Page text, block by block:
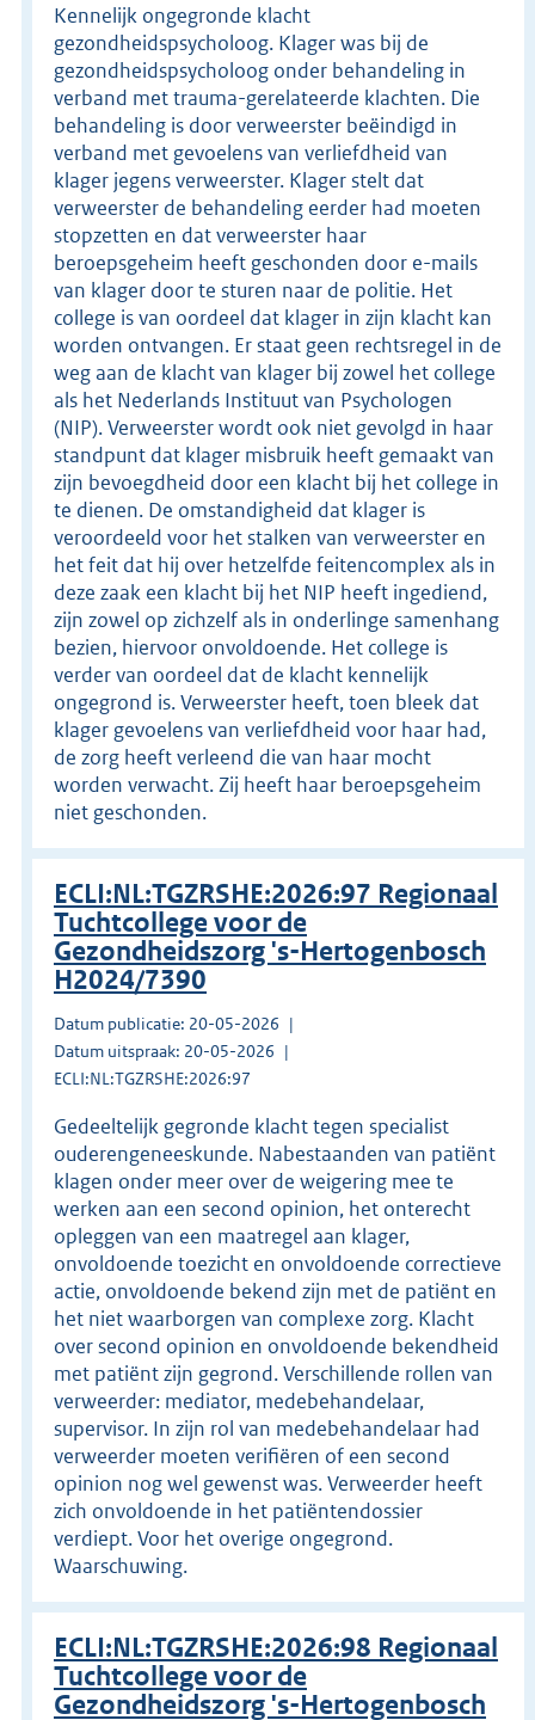
Kennelijk ongegronde klacht
gezondheidspsycholoog. Klager was bij de
gezondheidspsycholoog onder behandeling in
verband met trauma-gerelateerde klachten. Die
behandeling is door verweerster beëindigd in
verband met gevoelens van verliefdheid van
klager jegens verweerster. Klager stelt dat
verweerster de behandeling eerder had moeten
stopzetten en dat verweerster haar
beroepsgeheim heeft geschonden door e-mails
van klager door te sturen naar de politie. Het
college is van oordeel dat klager in zijn klacht kan
worden ontvangen. Er staat geen rechtsregel in de
weg aan de klacht van klager bij zowel het college
als het Nederlands Instituut van Psychologen
(NIP). Verweerster wordt ook niet gevolgd in haar
standpunt dat klager misbruik heeft gemaakt van
zijn bevoegdheid door een klacht bij het college in
te dienen. De omstandigheid dat klager is
veroordeeld voor het stalken van verweerster en
het feit dat hij over hetzelfde feitencomplex als in
deze zaak een klacht bij het NIP heeft ingediend,
zijn zowel op zichzelf als in onderlinge samenhang
bezien, hiervoor onvoldoende. Het college is
verder van oordeel dat de klacht kennelijk
ongegrond is. Verweerster heeft, toen bleek dat
klager gevoelens van verliefdheid voor haar had,
de zorg heeft verleend die van haar mocht
worden verwacht. Zij heeft haar beroepsgeheim
niet geschonden.
ECLI:NL:TGZRSHE:2026:97 Regionaal
Tuchtcollege voor de
Gezondheidszorg 's-Hertogenbosch
H2024/7390
Datum publicatie: 20-05-2026
Datum uitspraak: 20-05-2026
ECLI:NL:TGZRSHE:2026:97
Gedeeltelijk gegronde klacht tegen specialist
ouderengeneeskunde. Nabestaanden van patiënt
klagen onder meer over de weigering mee te
werken aan een second opinion, het onterecht
opleggen van een maatregel aan klager,
onvoldoende toezicht en onvoldoende correctieve
actie, onvoldoende bekend zijn met de patiënt en
het niet waarborgen van complexe zorg. Klacht
over second opinion en onvoldoende bekendheid
met patiënt zijn gegrond. Verschillende rollen van
verweerder: mediator, medebehandelaar,
supervisor. In zijn rol van medebehandelaar had
verweerder moeten verifiëren of een second
opinion nog wel gewenst was. Verweerder heeft
zich onvoldoende in het patiëntendossier
verdiept. Voor het overige ongegrond.
Waarschuwing.
ECLI:NL:TGZRSHE:2026:98 Regionaal
Tuchtcollege voor de
Gezondheidszorg 's-Hertogenbosch